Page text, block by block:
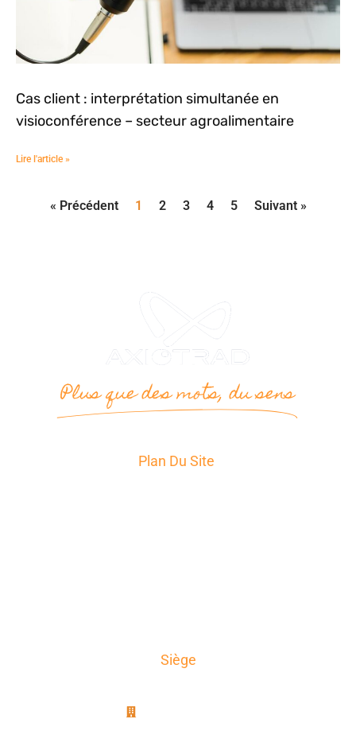
Cas client : interprétation simultanée en
visioconférence – secteur agroalimentaire
Lire l'article »
« Précédent 1 2 3 4 5 Suivant »
Plus que des mots, du sens
Plan Du Site
Siège